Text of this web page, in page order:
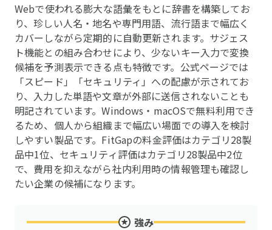
Webで使われる膨大な語彙をもとに辞書を構築してお
り、珍しい人名・地名や専門用語、流行語まで幅広く
カバーしながら定期的に自動更新されます。サジェス
ト機能との組み合わせにより、少ないキー入力で変換
候補を予測表示できる点も特徴です。公式ページでは
「スピード」「セキュリティ」への配慮が示されてお
り、入力した単語や文章が外部に送信されないことも
明記されています。Windows・macOSで無料利用でき
るため、個人から組織まで幅広い場面での導入を検討
しやすい製品です。FitGapの料金評価はカテゴリ28製
品中1位、セキュリティ評価はカテゴリ28製品中2位
で、費用を抑えながら社内利用時の情報管理も確認し
たい企業の候補になります。
強み